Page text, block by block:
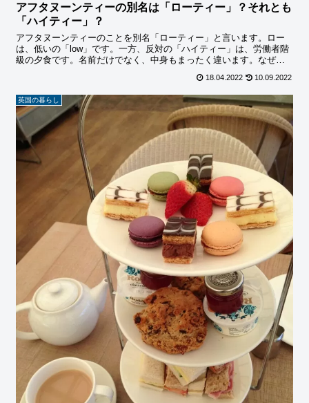
アフタヌーンティーの別名は「ローティー」？それとも
「ハイティー」？
アフタヌーンティーのことを別名「ローティー」と言います。ロー
は、低いの「low」です。一方、反対の「ハイティー」は、労働者階
級の夕食です。名前だけでなく、中身もまったく違います。なぜ、
18.04.2022 10.09.2022
英国の暮らし